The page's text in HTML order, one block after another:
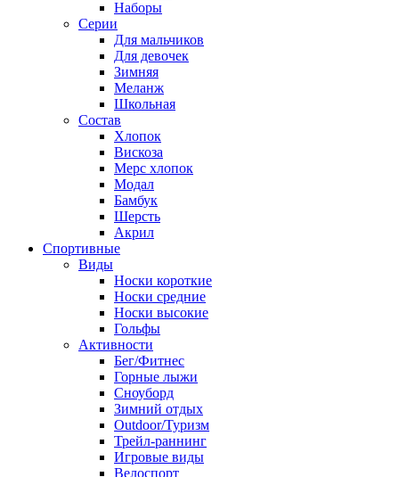
Наборы
Серии
Для мальчиков
Для девочек
Зимняя
Меланж
Школьная
Состав
Хлопок
Вискоза
Мерс хлопок
Модал
Бамбук
Шерсть
Акрил
Спортивные
Виды
Носки короткие
Носки средние
Носки высокие
Гольфы
Активности
Бег/Фитнес
Горные лыжи
Сноуборд
Зимний отдых
Outdoor/Туризм
Трейл-раннинг
Игровые виды
Велоспорт